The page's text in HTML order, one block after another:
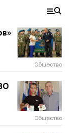
Общество
Общество